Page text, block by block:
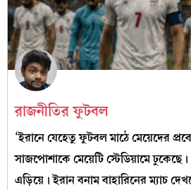
রাজনীতির ফুটবল
‘ইরানে যেহেতু ফুটবল মাঠে মেয়েদের
সাজপোশাকে মেয়েটি স্টেডিয়ামে
এড়িয়ে। ইরান বনাম বাহারিনের ম্যাচ